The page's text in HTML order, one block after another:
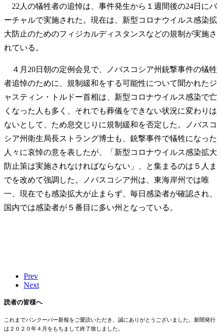
22人の犠牲者の追悼は、事件発生から１週間後の24日にバ
ーチャルで実施された。現在は、新型コロナウイルス感染拡
大防止のためのフィジカルディスタンスなどの規制が実施さ
れている。
４月20日朝の定例会見で、ノバスコシア州銃撃事件の犠牲
者追悼のために、規制緩和をする可能性について聞かれたジ
ャスティン・トルドー首相は、新型コロナウイルス感染で亡
くなった人も多く、それでも葬儀をできない状況に変わりは
ないとして、ため息交じりに規制緩和を否定した。ノバスコ
シア州衛生局長ストラング博士も、銃撃事件で犠牲になった
人々に哀悼の意を表したが、「新型コロナウイルス感染拡大
防止策は実施されなければならない」、と集まるのは５人ま
でを改めて強調した。ノバスコシア州は、東海岸州では唯
一、現在でも感染拡大が止まらず、毎日感染者が確認され、
国内では感染者が５番目に多い州となっている。
Prev
Next
読者の皆様へ
これまでバンクーバー新報をご愛読いただき、誠にありがとうございました。新聞発行
は２０２０年４月をもちまして終了致しました。